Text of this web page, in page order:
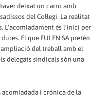
deixat un carro amb
del Col·legi. La realitat
L'acomiadament és l'inici per
El que EULEN SA pretén
del treball amb el
delegats sindicals són una
i crònica de la